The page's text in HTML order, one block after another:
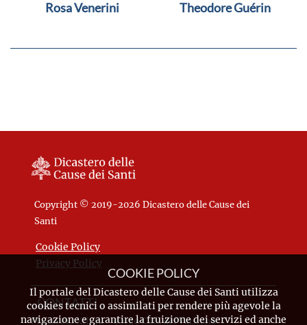
Rosa Venerini Theodore Guérin
Copyright © 2019-2026 Dicastero delle Cause dei
Santi
Cookie Policy
Privacy Policy
CONTATTI
Piazza Pio XII, 10 - 00120 Città del Vaticano
COOKIE POLICY
Il portale del Dicastero delle Cause dei Santi utilizza
cookies tecnici o assimilati per rendere più agevole la
navigazione e garantire la fruizione dei servizi ed anche